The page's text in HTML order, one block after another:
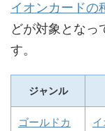
イオンカードの
どが対象となっ
す。
ジャンル
ゴールドカ